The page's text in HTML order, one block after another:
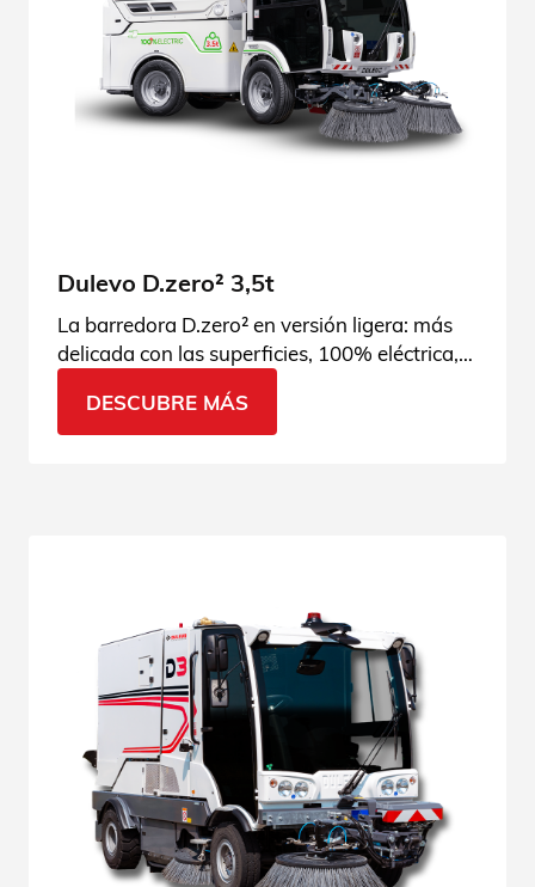
Dulevo D.zero² 3,5t
La barredora D.zero² en versión ligera: más
delicada con las superficies, 100% eléctrica,
DESCUBRE MÁS